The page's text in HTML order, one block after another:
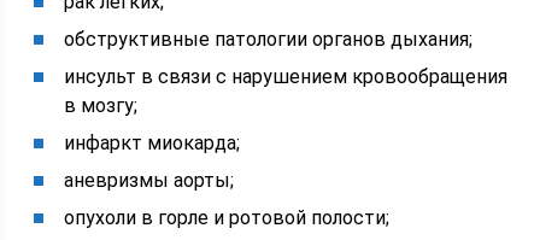
обструктивные патологии органов дыхания;
инсульт в связи с нарушением кровообращения
в мозгу;
инфаркт миокарда;
аневризмы аорты;
опухоли в горле и ротовой полости;